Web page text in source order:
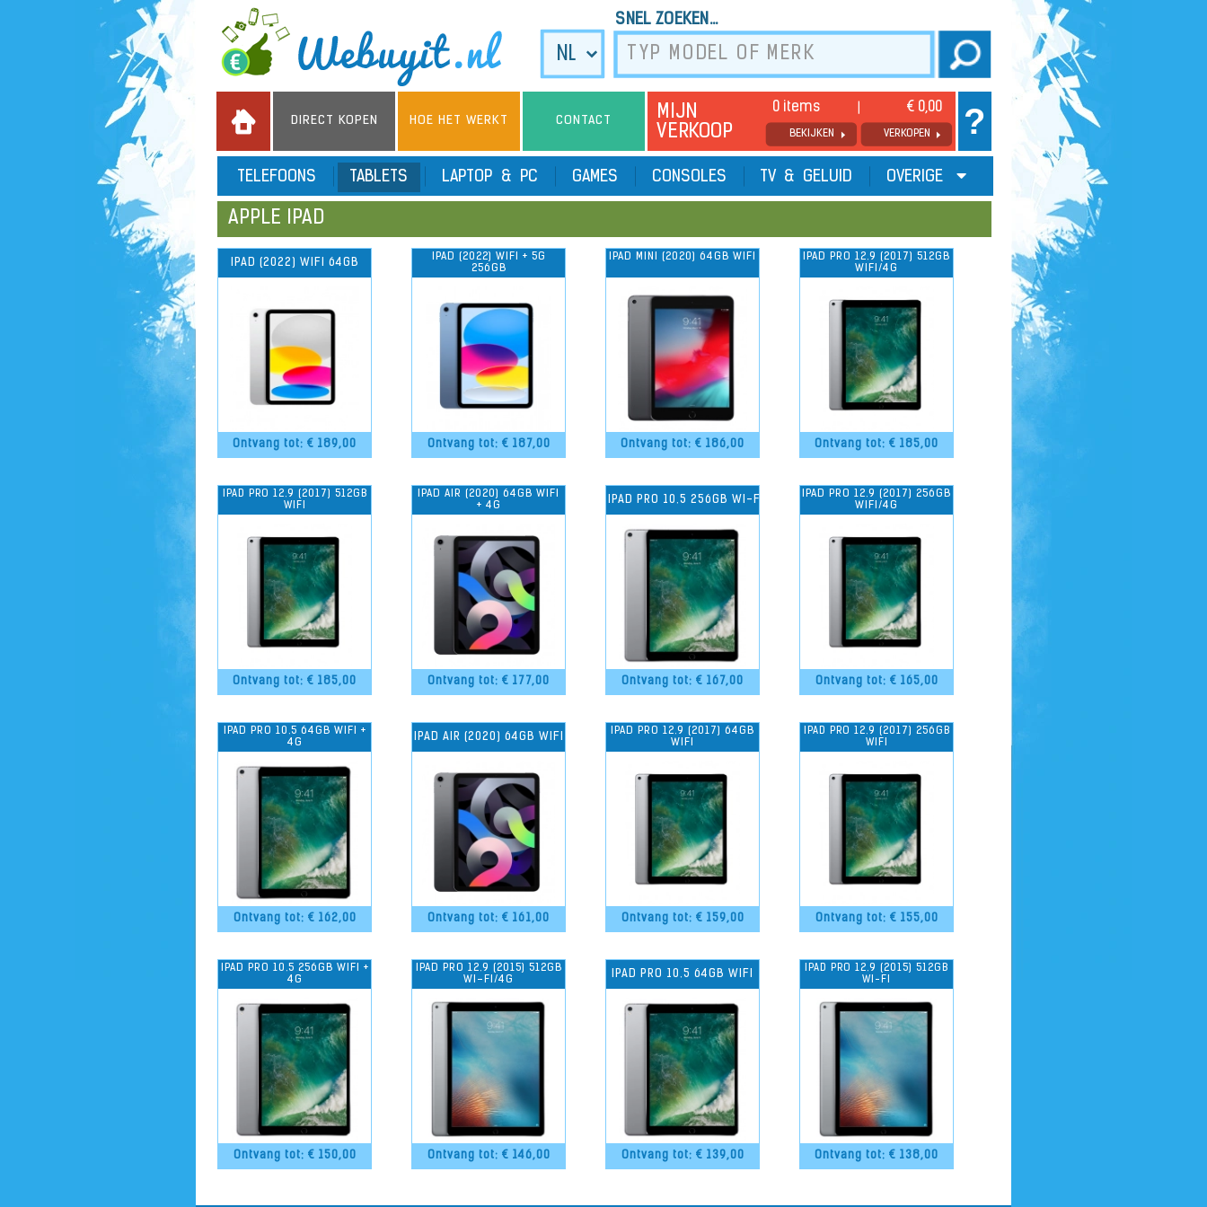
SNEL ZOEKEN...
DIRECT KOPEN HOE HET WERKT CONTACT
MIJN
VERKOOP
0 items € 0,00
BEKIJKEN VERKOPEN ?
TELEFOONS TABLETS LAPTOP & PC GAMES CONSOLES TV & GELUID OVERIGE
APPLE IPAD
Ontvang tot: € 189,00
IPAD (2022) WIFI 64GB
Ontvang tot: € 187,00
IPAD (2022) WIFI + 5G
256GB
Ontvang tot: € 186,00
IPAD MINI (2020) 64GB WIFI
Ontvang tot: € 185,00
IPAD PRO 12.9 (2017) 512GB
WIFI/4G
Ontvang tot: € 185,00
IPAD PRO 12.9 (2017) 512GB
WIFI
Ontvang tot: € 177,00
IPAD AIR (2020) 64GB WIFI
+ 4G
Ontvang tot: € 167,00
IPAD PRO 10.5 256GB WI-FI
Ontvang tot: € 165,00
IPAD PRO 12.9 (2017) 256GB
WIFI/4G
Ontvang tot: € 162,00
IPAD PRO 10.5 64GB WIFI +
4G
Ontvang tot: € 161,00
IPAD AIR (2020) 64GB WIFI
Ontvang tot: € 159,00
IPAD PRO 12.9 (2017) 64GB
WIFI
Ontvang tot: € 155,00
IPAD PRO 12.9 (2017) 256GB
WIFI
Ontvang tot: € 150,00
IPAD PRO 10.5 256GB WIFI +
4G
Ontvang tot: € 146,00
IPAD PRO 12.9 (2015) 512GB
WI-FI/4G
Ontvang tot: € 139,00
IPAD PRO 10.5 64GB WIFI
Ontvang tot: € 138,00
IPAD PRO 12.9 (2015) 512GB
WI-FI